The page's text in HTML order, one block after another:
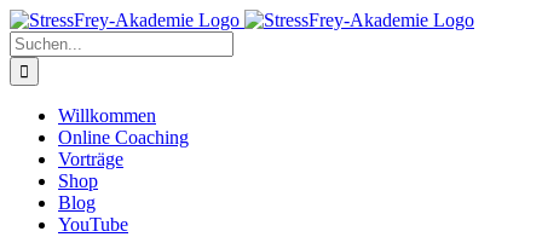
Zum
Inhalt
springen
Suche
nach:
Willkommen
Online Coaching
Vorträge
Shop
Blog
YouTube